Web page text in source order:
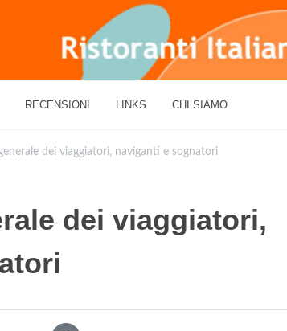
RECENSIONI LINKS CHI SIAMO
dei viaggiatori, naviganti e sognatori
dei viaggiatori,